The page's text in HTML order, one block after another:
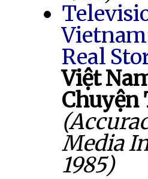
Real
Việt
Chuyện
Media
1985)